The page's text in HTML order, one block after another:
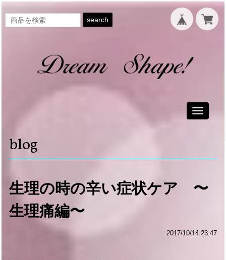
search
Toggle
blog
生理の時の辛い症状ケア 〜
生理痛編〜
2017/10/14 23:47